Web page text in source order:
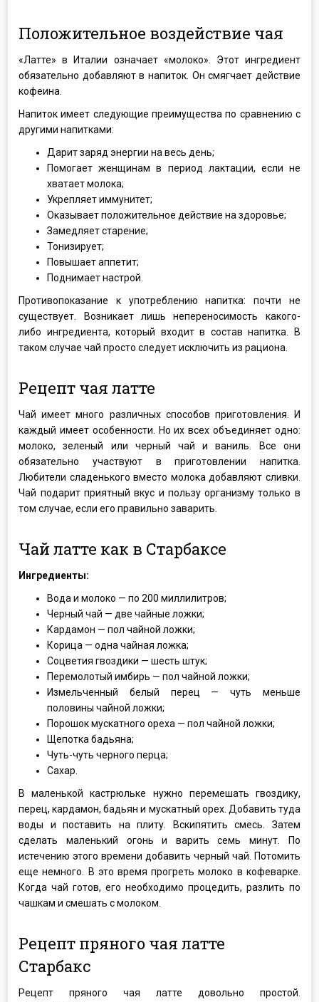
Положительное воздействие чая
«Латте» в Италии означает «молоко». Этот ингредиент
обязательно добавляют в напиток. Он смягчает действие
кофеина.
Напиток имеет следующие преимущества по сравнению с
другими напитками:
Дарит заряд энергии на весь день;
Помогает женщинам в период лактации, если не
хватает молока;
Укрепляет иммунитет;
Оказывает положительное действие на здоровье;
Замедляет старение;
Тонизирует;
Повышает аппетит;
Поднимает настрой.
Противопоказание к употреблению напитка: почти не
существует. Возникает лишь непереносимость какого-
либо ингредиента, который входит в состав напитка. В
таком случае чай просто следует исключить из рациона.
Рецепт чая латте
Чай имеет много различных способов приготовления. И
каждый имеет особенности. Но их всех объединяет одно:
молоко, зеленый или черный чай и ваниль. Все они
обязательно участвуют в приготовлении напитка.
Любители сладенького вместо молока добавляют сливки.
Чай подарит приятный вкус и пользу организму только в
том случае, если его правильно заварить.
Чай латте как в Старбаксе
Ингредиенты:
Вода и молоко — по 200 миллилитров;
Черный чай — две чайные ложки;
Кардамон — пол чайной ложки;
Корица — одна чайная ложка;
Соцветия гвоздики — шесть штук;
Перемолотый имбирь — пол чайной ложки;
Измельченный белый перец — чуть меньше
половины чайной ложки;
Порошок мускатного ореха — пол чайной ложки;
Щепотка бадьяна;
Чуть-чуть черного перца;
Сахар.
В маленькой кастрюльке нужно перемешать гвоздику,
перец, кардамон, бадьян и мускатный орех. Добавить туда
воды и поставить на плиту. Вскипятить смесь. Затем
сделать маленький огонь и варить семь минут. По
истечению этого времени добавить черный чай. Потомить
еще немного. В это время прогреть молоко в кофеварке.
Когда чай готов, его необходимо процедить, разлить по
чашкам и смешать с молоком.
Рецепт пряного чая латте
Старбакс
Рецепт пряного чая латте довольно простой.